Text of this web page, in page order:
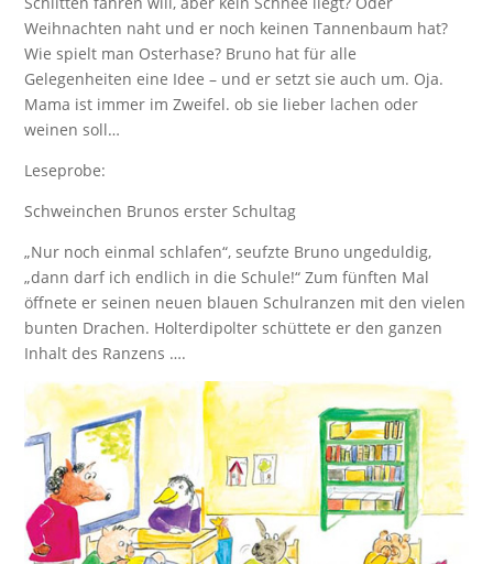
Weihnachten naht und er noch keinen Tannenbaum hat?
Wie spielt man Osterhase? Bruno hat für alle
Gelegenheiten eine Idee – und er setzt sie auch um. Oja.
Mama ist immer im Zweifel. ob sie lieber lachen oder
weinen soll…
Leseprobe:
Schweinchen Brunos erster Schultag
„Nur noch einmal schlafen“, seufzte Bruno ungeduldig,
„dann darf ich endlich in die Schule!“ Zum fünften Mal
öffnete er seinen neuen blauen Schulranzen mit den vielen
bunten Drachen. Holterdipolter schüttete er den ganzen
Inhalt des Ranzens ….